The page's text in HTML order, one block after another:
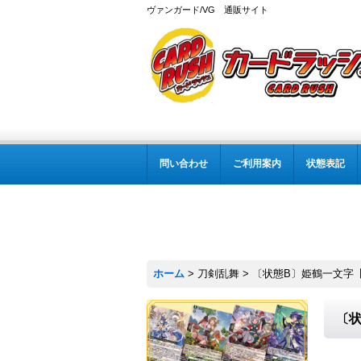
ヴァンガード/VG 通販サイト
問い合わせ ご利用案内 状態表記
ホーム > 刀剣乱舞 > 〔状態B〕姫鶴一文
〔